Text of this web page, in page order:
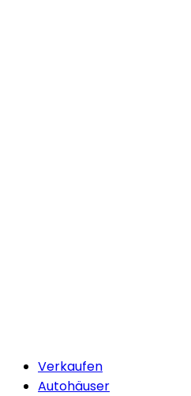
Verkaufen
Autohäuser